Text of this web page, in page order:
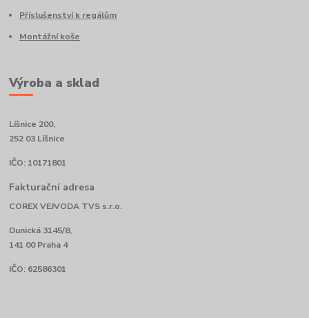
Příslušenství k regálům
Montážní koše
Výroba a sklad
Líšnice 200,
252 03 Líšnice
IČO: 10171801
Fakturační adresa
COREX VEJVODA TVS s.r.o.
Dunická 3145/8,
141 00 Praha 4
IČO: 62586301